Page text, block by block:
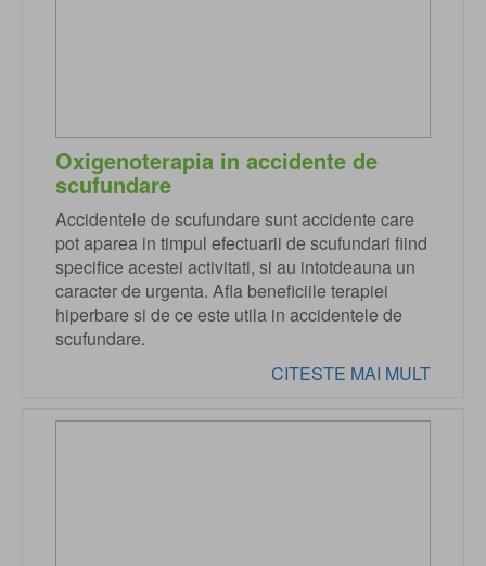
Oxigenoterapia in accidente de
scufundare
Accidentele de scufundare sunt accidente care
pot aparea in timpul efectuarii de scufundari fiind
specifice acestei activitati, si au intotdeauna un
caracter de urgenta. Afla beneficiile terapiei
hiperbare si de ce este utila in accidentele de
scufundare.
CITESTE MAI MULT